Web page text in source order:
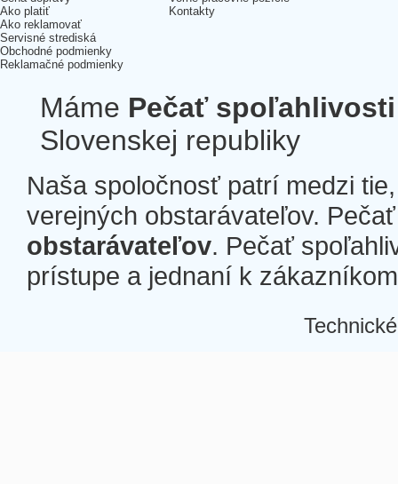
Ako platiť
Ako reklamovať
Servisné strediská
Obchodné podmienky
Reklamačné podmienky
Kontakty
Máme Pečať spoľahlivosti
Slovenskej republiky
Naša spoločnosť patrí medzi
verejných obstarávateľov.
obstarávateľov. Pečať
prístupe a jednaní k